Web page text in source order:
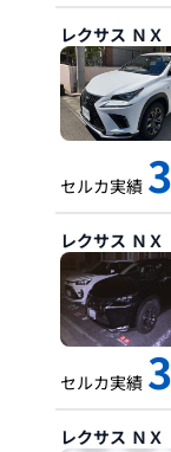
レクサス ＮＸ
セルカ実績
レクサス ＮＸ
セルカ実績
レクサス ＮＸ